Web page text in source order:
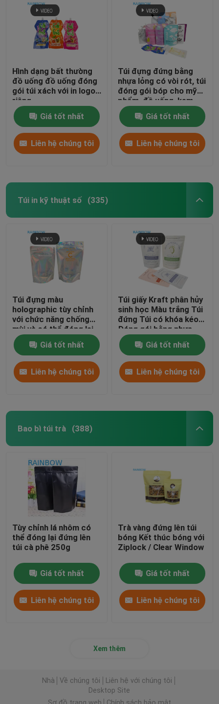
Hình dạng bất thường
đồ uống đồ uống đóng
gói túi xách với in logo
riêng
Giá tốt nhất
Liên hệ chúng tôi
Túi đựng đứng bằng
nhựa lỏng có vòi rót, túi
đóng gói bóp cho mỹ
phẩm, đồ uống, kem
dưỡng da, túi vòi
Giá tốt nhất
Liên hệ chúng tôi
Túi in kỹ thuật số (335)
Túi đựng màu
holographic tùy chỉnh
với chức năng chống
mùi và có thể đóng lại
Giá tốt nhất
Liên hệ chúng tôi
Túi giấy Kraft phân hủy
sinh học Màu trắng Túi
đứng Túi có khóa kéo
Đóng gói bằng nhựa
Dùng cho thức ăn vật
nuôi Có thể phân hủy
Giá tốt nhất
Liên hệ chúng tôi
Bao bì túi trà (388)
Tùy chỉnh lá nhôm có
thể đóng lại đứng lên
túi cà phê 250g
Giá tốt nhất
Liên hệ chúng tôi
Trà vàng đứng lên túi
bóng Kết thúc bóng với
Ziplock / Clear Window
Giá tốt nhất
Liên hệ chúng tôi
Xem thêm
Nhà Về chúng tôi
Liên hệ với chúng tôi
Desktop Site
Sơ đồ trang web
Chính sách bảo mật